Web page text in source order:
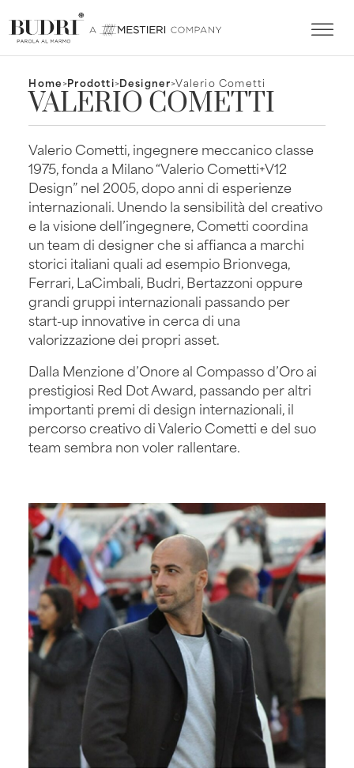
Home>Prodotti>Designer>Valerio Cometti
VALERIO COMETTI
Valerio Cometti, ingegnere meccanico classe
1975, fonda a Milano “Valerio Cometti+V12
Design” nel 2005, dopo anni di esperienze
internazionali. Unendo la sensibilità del creativo
e la visione dell’ingegnere, Cometti coordina
un team di designer che si affianca a marchi
storici italiani quali ad esempio Brionvega,
Ferrari, LaCimbali, Budri, Bertazzoni oppure
grandi gruppi internazionali passando per
start-up innovative in cerca di una
valorizzazione dei propri asset.
Dalla Menzione d’Onore al Compasso d’Oro ai
prestigiosi Red Dot Award, passando per altri
importanti premi di design internazionali, il
percorso creativo di Valerio Cometti e del suo
team sembra non voler rallentare.